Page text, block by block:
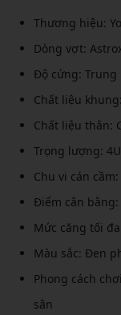
Thương hiệu:
Dòng vợt:
Độ cứng: Trung
Chất liệu
Chất liệu thân:
Trọng lượng: 4U
Chu vi cán cầm:
Điểm cân
Mức căng tối
Màu sắc: Đen
Phong cách
sân